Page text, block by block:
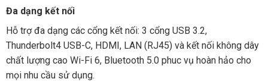
Đa dạng kết nối
Hỗ trợ đa dạng các cổng kết nối: 3 cổng USB 3.2,
Thunderbolt4 USB-C, HDMI, LAN (RJ45) và kết nối không dây
chất lượng cao Wi-Fi 6, Bluetooth 5.0 phuc vụ hoàn hảo cho
mọi nhu cầu sử dụng.